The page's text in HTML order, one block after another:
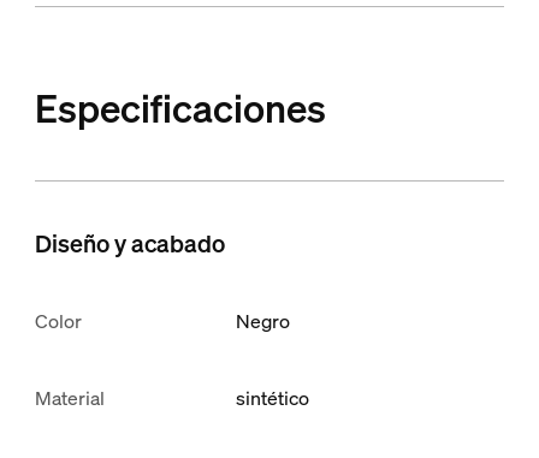
Especificaciones
Diseño y acabado
Color Negro
Material sintético